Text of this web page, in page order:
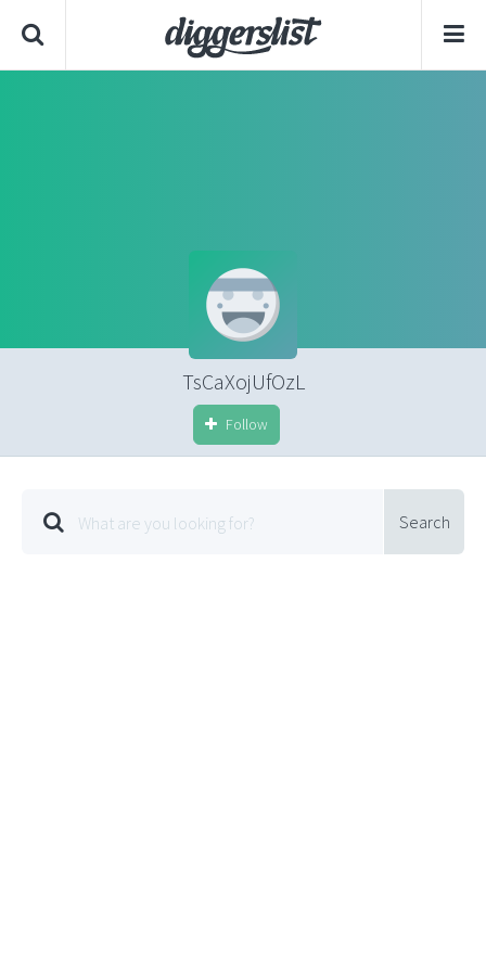
TsCaXojUfOzL
Follow
Search